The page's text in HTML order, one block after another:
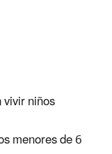
niños
menores de 6